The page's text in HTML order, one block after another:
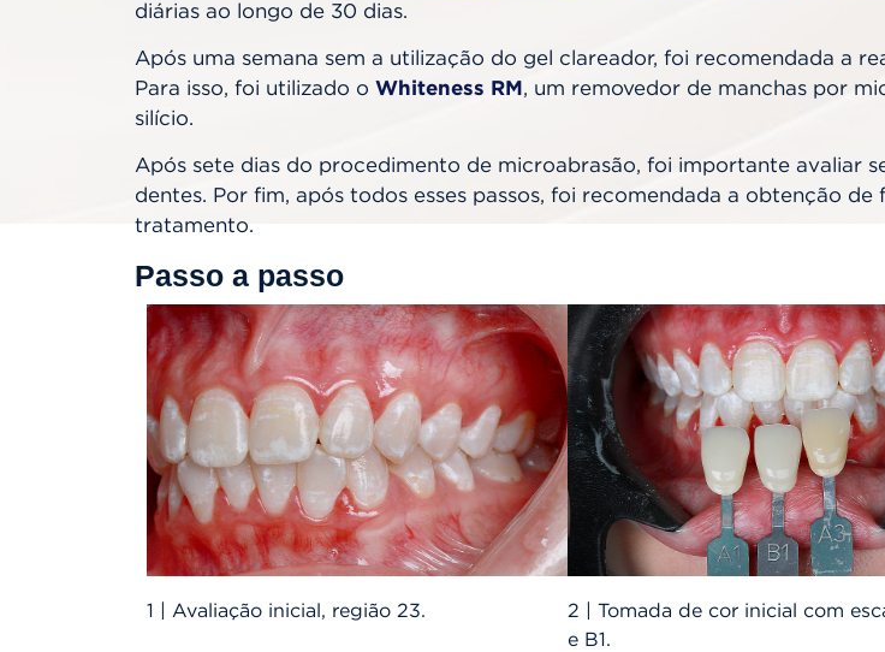
diárias ao longo de 30 dias.
Após uma semana sem a utilização do gel clareador, foi recomendada a
Para isso, foi utilizado o Whiteness RM , um removedor de manchas por
silício.
Após sete dias do procedimento de microabrasão, foi importante avaliar
dentes. Por fim, após todos esses passos, foi recomendada a obtenção
tratamento.
Passo a passo
1 | Avaliação inicial, região 23.
2 | Tomada de cor inicial com
e B1.